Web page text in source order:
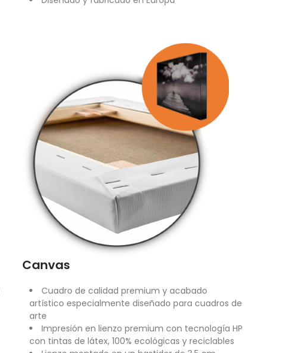
Canvas
Cuadro de calidad premium y acabado
artístico especialmente diseñado para cuadros de
arte
Impresión en lienzo premium con tecnología HP
con tintas de látex, 100% ecológicas y reciclables